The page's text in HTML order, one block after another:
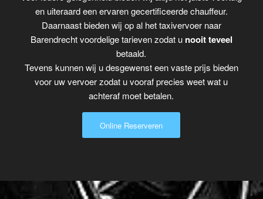
en uiteraard een ervaren gecertificeerde chauffeur.
Daarnaast bieden wij op al het taxivervoer naar
Barendrecht voordelige tarieven zodat u nooit teveel
betaald.
Tevens kunnen wij u desgewenst een vaste prijs bieden
voor uw vervoer zodat u vooraf precies weet wat u
achteraf moet betalen.
Online Reserveren